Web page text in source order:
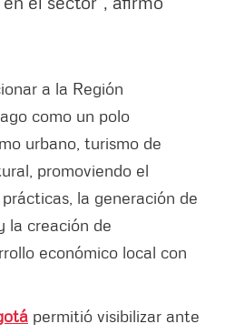
a la Región
como un polo
urbano, turismo de
promoviendo el
la generación de
la creación de
económico local con
permitió visibilizar ante